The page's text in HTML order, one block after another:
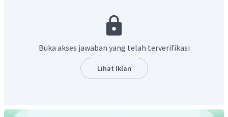
"Can I help you to carry it?"
artinya "Dapatkah aku membantumu untuk
Jadi, contoh jawaban yang benar adalah"Can I help you
Buka akses jawaban yang telah terverifikasi
Lihat Iklan